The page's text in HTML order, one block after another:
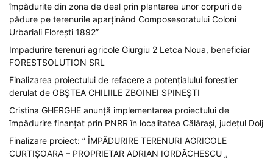
împădurite din zona de deal prin plantarea unor corpuri de
pădure pe terenurile aparținând Composesoratului Coloni
Urbariali Florești 1892”
Impadurire terenuri agricole Giurgiu 2 Letca Noua, beneficiar
FORESTSOLUTION SRL
Finalizarea proiectului de refacere a potențialului forestier
derulat de OBȘTEA CHILIILE ZBOINEI SPINEȘTI
Cristina GHERGHE anunță implementarea proiectului de
împădurire finanțat prin PNRR în localitatea Călărași, județul Dolj
Finalizare proiect: ” ÎMPĂDURIRE TERENURI AGRICOLE
CURTIȘOARA – PROPRIETAR ADRIAN IORDĂCHESCU „